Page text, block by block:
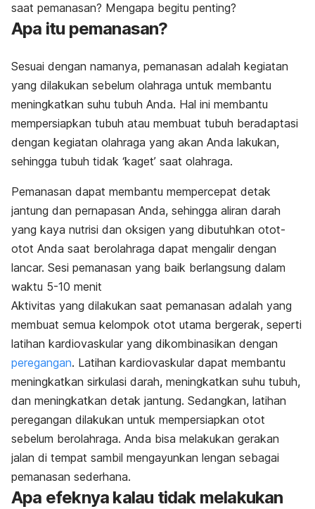
saat pemanasan? Mengapa begitu penting?
Apa itu pemanasan?
Sesuai dengan namanya, pemanasan adalah kegiatan
yang dilakukan sebelum olahraga untuk membantu
meningkatkan suhu tubuh Anda. Hal ini membantu
mempersiapkan tubuh atau membuat tubuh beradaptasi
dengan kegiatan olahraga yang akan Anda lakukan,
sehingga tubuh tidak ‘kaget’ saat olahraga.
Pemanasan dapat membantu mempercepat detak
jantung dan pernapasan Anda, sehingga aliran darah
yang kaya nutrisi dan oksigen yang dibutuhkan otot-
otot Anda saat berolahraga dapat mengalir dengan
lancar. Sesi pemanasan yang baik berlangsung dalam
waktu 5-10 menit
Aktivitas yang dilakukan saat pemanasan adalah yang
membuat semua kelompok otot utama bergerak, seperti
latihan kardiovaskular yang dikombinasikan dengan
peregangan. Latihan kardiovaskular dapat membantu
meningkatkan sirkulasi darah, meningkatkan suhu tubuh,
dan meningkatkan detak jantung. Sedangkan, latihan
peregangan dilakukan untuk mempersiapkan otot
sebelum berolahraga. Anda bisa melakukan gerakan
jalan di tempat sambil mengayunkan lengan sebagai
pemanasan sederhana.
Apa efeknya kalau tidak melakukan